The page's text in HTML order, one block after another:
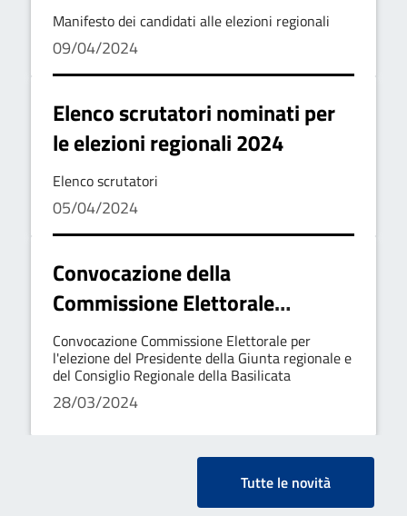
Manifesto dei candidati alle elezioni regionali
09/04/2024
Elenco scrutatori nominati per
le elezioni regionali 2024
Elenco scrutatori
05/04/2024
Convocazione della
Commissione Elettorale
comunale per la nomina degli
scrutarori
Convocazione Commissione Elettorale per
l'elezione del Presidente della Giunta regionale e
del Consiglio Regionale della Basilicata
28/03/2024
Tutte le novità